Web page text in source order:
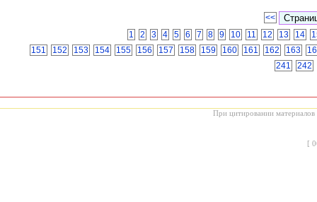
<<
1
2 3 4 5 6 7 8 9 10 11 12 13 14
151
152 153 154 155 156 157 158 159 160 161 162 163
241
242
При цитировании материалов
[